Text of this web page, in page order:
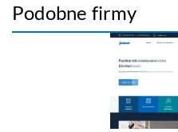
Podobne firmy